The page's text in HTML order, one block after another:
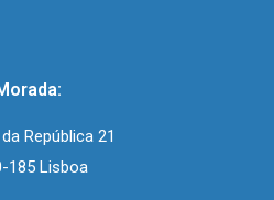
República 21
185 Lisboa